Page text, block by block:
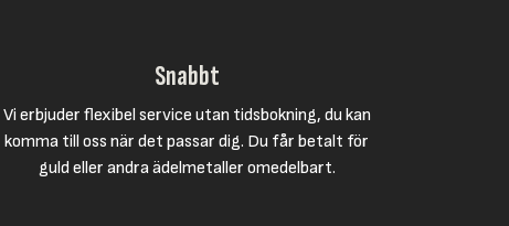
Snabbt
Vi erbjuder flexibel service utan tidsbokning, du kan
komma till oss när det passar dig. Du får betalt för
guld eller andra ädelmetaller omedelbart.